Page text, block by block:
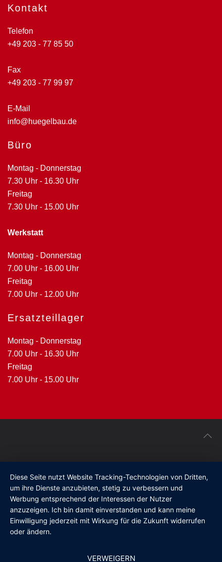
Kontakt
Telefon
+49 203 - 77 85 50
Fax
+49 203 - 77 99 97
E-Mail
info@huegelbau.de
Büro
Montag - Donnerstag
7.30 Uhr - 16.30 Uhr
Freitag
7.30 Uhr - 15.00 Uhr
Werkstatt
Montag - Donnerstag
7.00 Uhr - 16.00 Uhr
Freitag
7.00 Uhr - 12.00 Uhr
Ersatzteillager
Montag - Donnerstag
7.00 Uhr - 16.30 Uhr
Freitag
7.00 Uhr - 15.00 Uhr
Diese Seite nutzt Website Tracking-Technologien von Dritten,
um ihre Dienste anzubieten, stetig zu verbessern und
Werbung entsprechend der Interessen der Nutzer
anzuzeigen. Ich bin damit einverstanden und kann meine
Einwilligung jederzeit mit Wirkung für die Zukunft widerrufen
oder ändern.
VERWEIGERN